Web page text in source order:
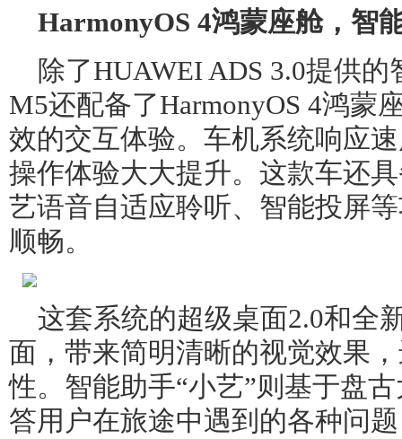
HarmonyOS 4鸿蒙座舱，智
除了HUAWEI ADS 3.0提供
M5还配备了HarmonyOS 4鸿蒙
效的交互体验。车机系统响应
操作体验大大提升。这款车还
艺语音自适应聆听、智能投屏
顺畅。
这套系统的超级桌面2.0和全
面，带来简明清晰的视觉效果
性。智能助手“小艺”则基于盘
答用户在旅途中遇到的各种问